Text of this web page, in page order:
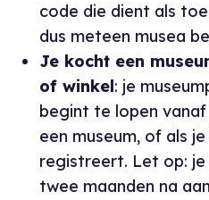
code die dient als
dus meteen musea
Je kocht een
of winkel: je
begint te lopen
een museum, of als
registreert. Let op:
twee maanden na